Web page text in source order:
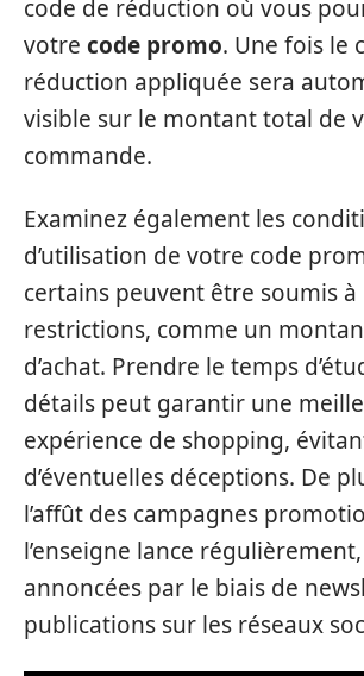
code de réduction où vous
votre code promo. Une fois le
réduction appliquée sera
visible sur le montant total de
commande.
Examinez également les
d’utilisation de votre code
certains peuvent être soumis à
restrictions, comme un
d’achat. Prendre le temps
détails peut garantir une
expérience de shopping,
d’éventuelles déceptions. De
l’affût des campagnes
l’enseigne lance
annoncées par le biais de
publications sur les réseaux